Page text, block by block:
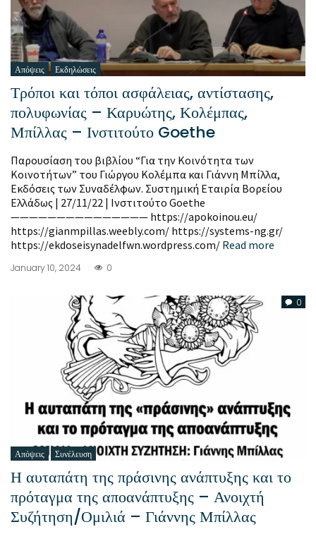
Απόψεις Εκδηλώσεις
Τρόποι και τόποι ασφάλειας, αντίστασης,
πολυφωνίας – Καρυώτης, Κολέμπας,
Μπίλλας – Ινστιτούτο Goethe
Παρουσίαση του βιβλίου “Για την Κοινότητα των
Κοινοτήτων” του Γιώργου Κολέμπα και Γιάννη Μπίλλα,
Εκδόσεις των Συναδέλφων. Συστημική Εταιρία Βορείου
Ελλάδως | 27/11/22 | Ινστιτούτο Goethe
——————————————— https://apokoinou.eu/
https://gianmpillas.weebly.com/ https://systems-ng.gr/
https://ekdoseisynadelfwn.wordpress.com/ Read more
January 10, 2024 0
0
Απόψεις Συνέλευση
Η αυταπάτη της πράσινης ανάπτυξης και το
πρόταγμα της αποανάπτυξης – Ανοιχτή
Συζήτηση/Ομιλιά – Γιάννης Μπίλλας